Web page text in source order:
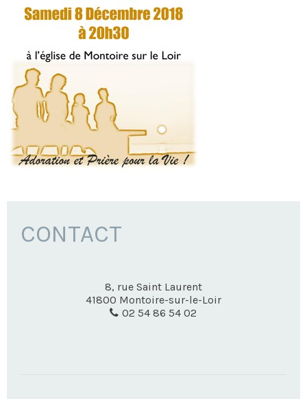
CONTACT
8, rue Saint Laurent
41800 Montoire-sur-le-Loir
02 54 86 54 02